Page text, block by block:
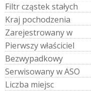
Filtrcząstekstałych
Kraj pochodzenia
Zarejestrowanyw
Pierwszywłaściciel
Bezwypadkowy
SerwisowanywASO
Liczba miejsc